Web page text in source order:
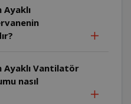
Ayaklı
Ayaklı Vantilatör
nasıl